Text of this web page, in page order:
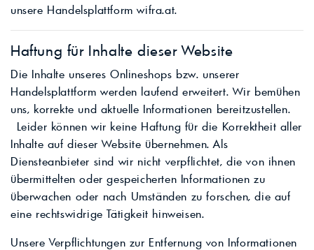
unsere Handelsplattform wifra.at.
Haftung für Inhalte dieser Website
Die Inhalte unseres Onlineshops bzw. unserer
Handelsplattform werden laufend erweitert. Wir bemühen
uns, korrekte und aktuelle Informationen bereitzustellen.
Leider können wir keine Haftung für die Korrektheit aller
Inhalte auf dieser Website übernehmen. Als
Diensteanbieter sind wir nicht verpflichtet, die von ihnen
übermittelten oder gespeicherten Informationen zu
überwachen oder nach Umständen zu forschen, die auf
eine rechtswidrige Tätigkeit hinweisen.
Unsere Verpflichtungen zur Entfernung von Informationen